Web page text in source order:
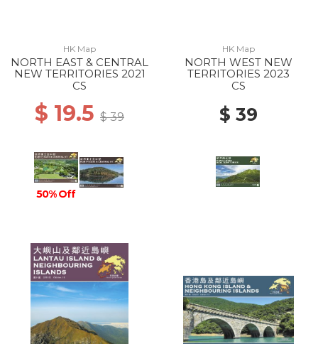
HK Map
NORTH EAST & CENTRAL
NEW TERRITORIES 2021
CS
$ 19.5 $ 39
50% Off
HK Map
NORTH WEST NEW
TERRITORIES 2023
CS
$ 39